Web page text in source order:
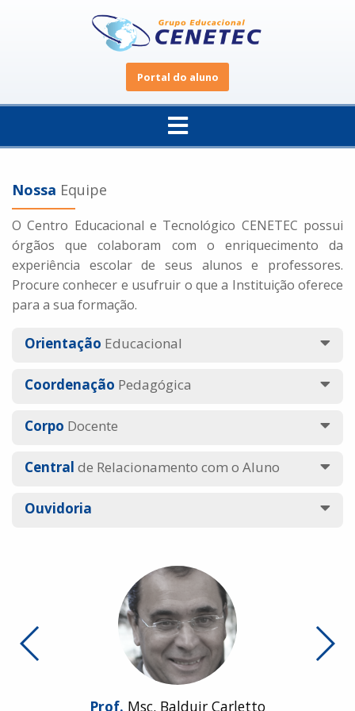
Portal do aluno
Nossa Equipe
O Centro Educacional e Tecnológico CENETEC possui
órgãos que colaboram com o enriquecimento da
experiência escolar de seus alunos e professores.
Procure conhecer e usufruir o que a Instituição oferece
para a sua formação.
Orientação Educacional
Coordenação Pedagógica
Corpo Docente
Central de Relacionamento com o Aluno
Ouvidoria
Prof. Msc. Balduir Carletto